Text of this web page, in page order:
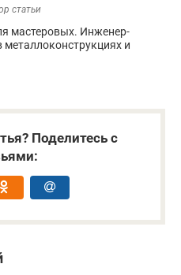
статьи
мастеровых. Инженер-
металлоконструкциях и
Поделитесь с